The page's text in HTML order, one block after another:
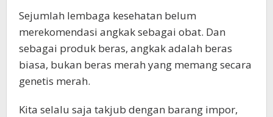
Sejumlah lembaga kesehatan belum
merekomendasi angkak sebagai obat. Dan
sebagai produk beras, angkak adalah beras
biasa, bukan beras merah yang memang secara
genetis merah.
Kita selalu saja takjub dengan barang impor,